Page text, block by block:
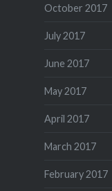
October 2017
July 2017
June 2017
May 2017
April 2017
March 2017
February 2017